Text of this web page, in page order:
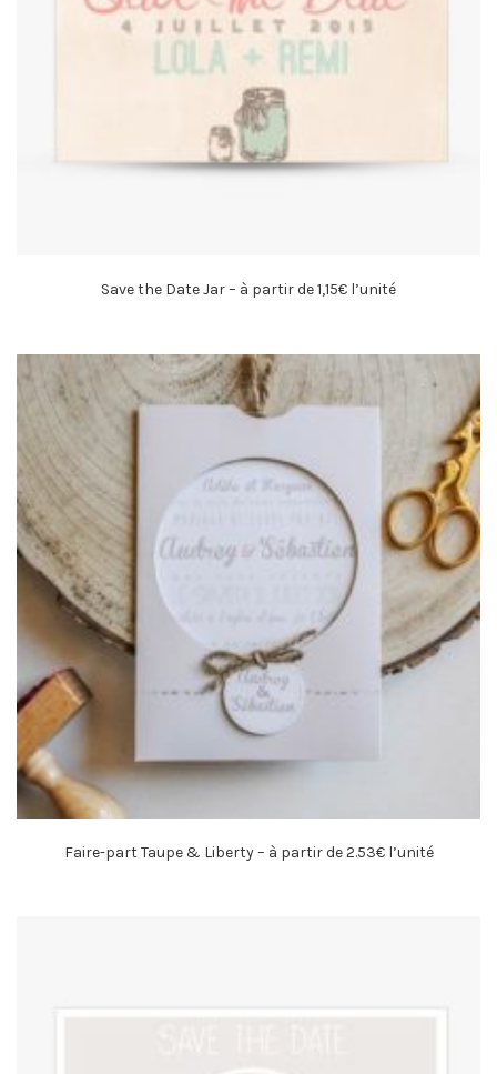
Save the Date Jar – à partir de 1,15€ l’unité
Faire-part Taupe & Liberty – à partir de 2.53€ l’unité